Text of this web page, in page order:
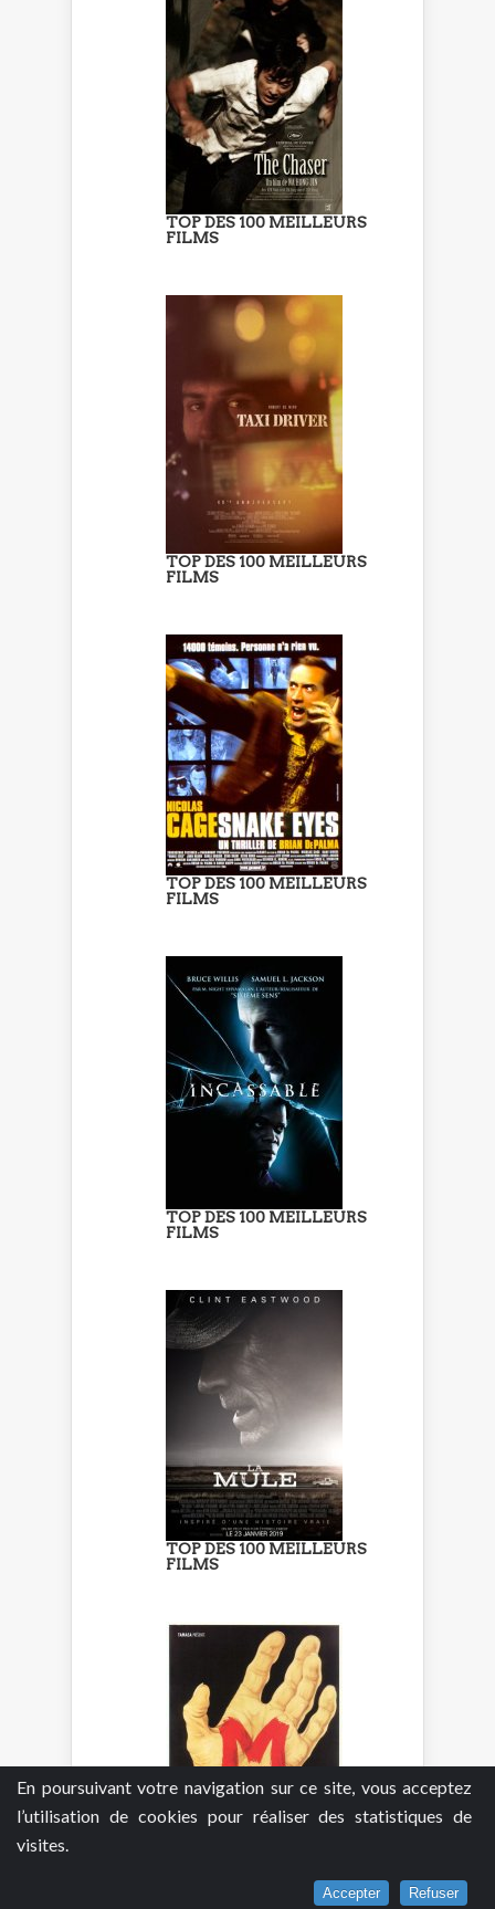
En poursuivant votre navigation sur ce site, vous acceptez
l’utilisation de cookies pour réaliser des statistiques de
visites.
Accepter Refuser
TOP DES 100 MEILLEURS
FILMS
TOP DES 100 MEILLEURS
FILMS
TOP DES 100 MEILLEURS
FILMS
TOP DES 100 MEILLEURS
FILMS
TOP DES 100 MEILLEURS
FILMS
TOP DES 100 MEILLEURS